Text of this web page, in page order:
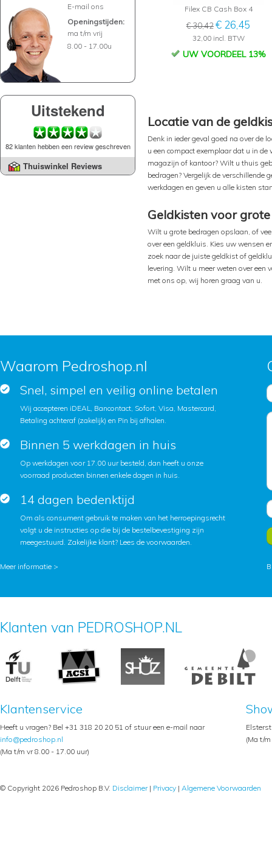
E-mail ons
Openingstijden:
ma t/m vrij
8.00 - 17.00u
Uitstekend
82 klanten hebben een review geschreven
Thuiswinkel Reviews
Filex CB Cash Box 4
€ 30,42€ 26,45
32,00 incl. BTW
UW VOORDEEL 13%
Locatie van de
Denk in ieder geval goed na over de
u een compact exemplaar dat u in
magazijn of kantoor? Wilt u thuis
bedragen? Vergelijk de
werkdagen en geven u alle kisten
Geldkisten voor
Wilt u grote bedragen opslaan, of
over een geldkluis. Kies uw wensen
zoek naar de juiste geldkist of
levering. Wilt u meer weten over
met ons op, wij horen graag van u.
Waarom Pedroshop.nl
Snel, simpel en veilig online betalen
Wij accepteren iDEAL, Bancontact, Sofort, Visa, Mastercard,
Betaling achteraf (zakelijk) en Pin bij afhalen.
Binnen 5 werkdagen in huis
Op werkdagen voor 17.00 uur besteld, dan heeft u onze
voorraad producten binnen enkele dagen in huis.
14 dagen bedenktijd
Om als consument gebruik te maken van het herroepingsrecht
volgt u de instructies op die bij de bestelbevestiging zijn
meegestuurd. Zakelijke klant? Lees de voorwaarden.
Meer informatie >
Klanten van PEDROSHOP.NL
Klantenservice
Heeft u vragen? Bel +31 318 20 20 51 of stuur een e-mail naar
info@pedroshop.nl
(Ma t/m vr 8.00 - 17.00 uur)
(Ma t/
© Copyright 2026 Pedroshop B.V. Disclaimer| Privacy | Algemene Voorwaarden